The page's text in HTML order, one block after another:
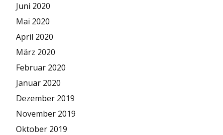
Juni 2020
Mai 2020
April 2020
März 2020
Februar 2020
Januar 2020
Dezember 2019
November 2019
Oktober 2019